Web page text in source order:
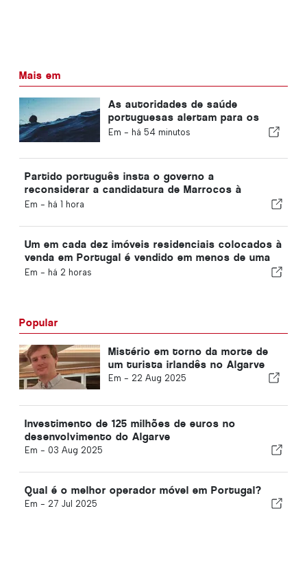
Mais em
As autoridades de saúde
portuguesas alertam para os
perigos do afogamento
Em - há 54 minutos
Partido português insta o governo a
reconsiderar a candidatura de Marrocos à
organização do Mundial de 2030 devido à crise de
Em - há 1 hora
Um em cada dez imóveis residenciais colocados à
venda em Portugal é vendido em menos de uma
semana
Em - há 2 horas
Popular
Mistério em torno da morte de
um turista irlandês no Algarve
Em - 22 Aug 2025
Investimento de 125 milhões de euros no
desenvolvimento do Algarve
Em - 03 Aug 2025
Qual é o melhor operador móvel em Portugal?
Em - 27 Jul 2025